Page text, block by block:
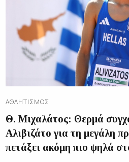
ΑΘΛΗΤΙΣΜΌΣ
Θ. Μιχαλάτος: Θερμά
Αλιβιζάτο για τη μεγάλη
πετάξει ακόμη πιο ψηλά